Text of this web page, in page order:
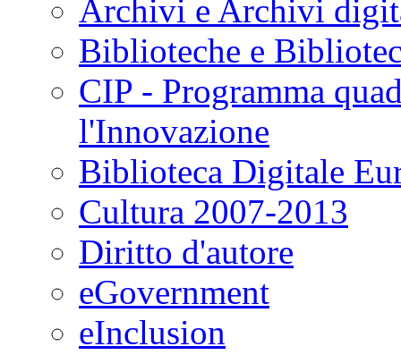
Archivi e Archivi
Biblioteche e
CIP - Programma
l'Innovazione
Biblioteca Digitale
Cultura 2007-2013
Diritto d'autore
eGovernment
eInclusion